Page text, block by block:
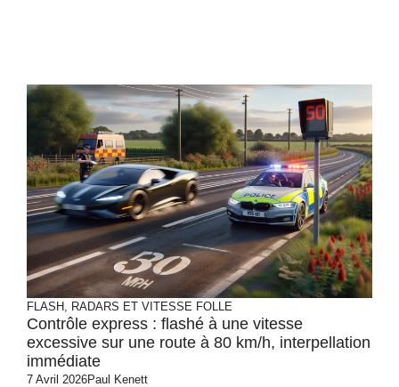
FLASH, RADARS ET VITESSE FOLLE
Contrôle express : flashé à une vitesse
excessive sur une route à 80 km/h, interpellation
immédiate
7 Avril 2026Paul Kenett